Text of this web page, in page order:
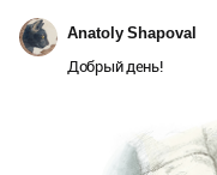
Anatoly Shapoval
Добрый день!